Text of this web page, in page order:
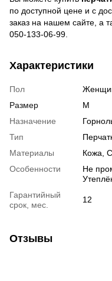
по доступной цене и c
заказ на нашем сайте, а
050-133-06-99.
Характеристики
Пол
Размер
M
Назначение
Тип
Материалы
Кожа,
Особенности
Не
Гарантийный
срок, мес.
12
Отзывы